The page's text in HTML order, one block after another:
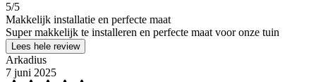
5/5
Makkelijk installatie en perfecte maat
Super makkelijk te installeren en perfecte maat voor onze tuin
Lees hele review
Arkadius
7 juni 2025